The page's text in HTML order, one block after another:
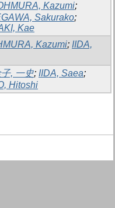
Kazumi;
Sakurako;
Kae
Kazumi; IIDA,
子, 一史; IIDA, Saea;
Hitoshi